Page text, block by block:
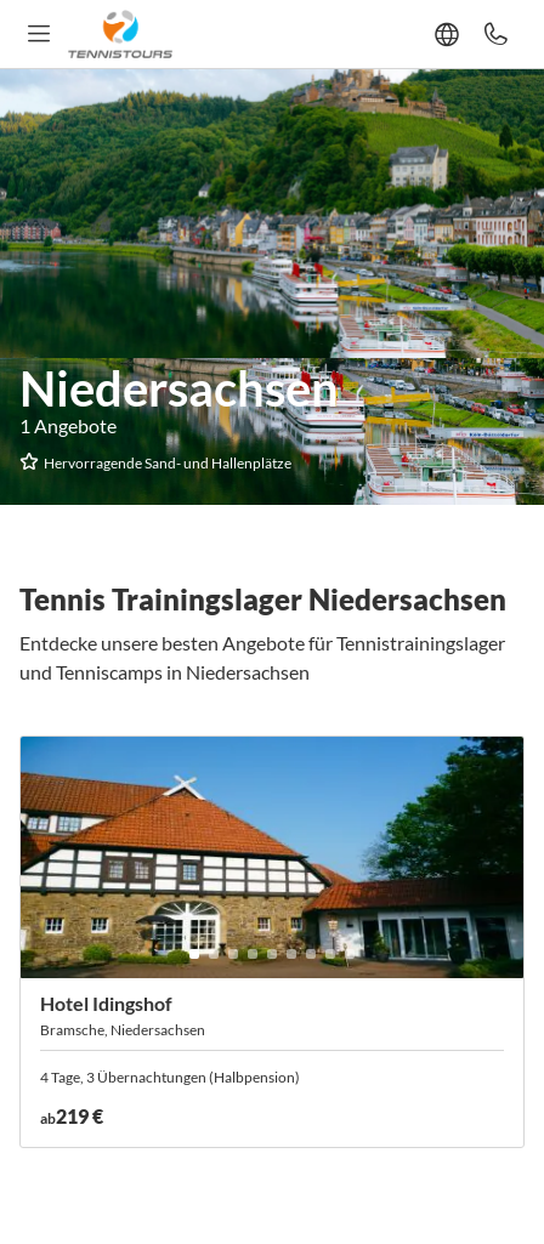
Niedersachsen
1 Angebote
Hervorragende Sand- und Hallenplätze
Tennis Trainingslager Niedersachsen
Entdecke unsere besten Angebote für Tennistrainingslager
und Tenniscamps in Niedersachsen
Hotel Idingshof
Bramsche, Niedersachsen
4 Tage, 3 Übernachtungen (Halbpension)
ab219 €